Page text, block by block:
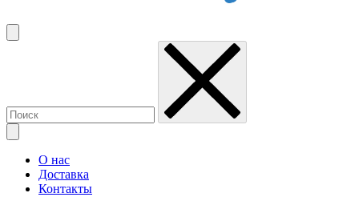
О нас
Доставка
Контакты